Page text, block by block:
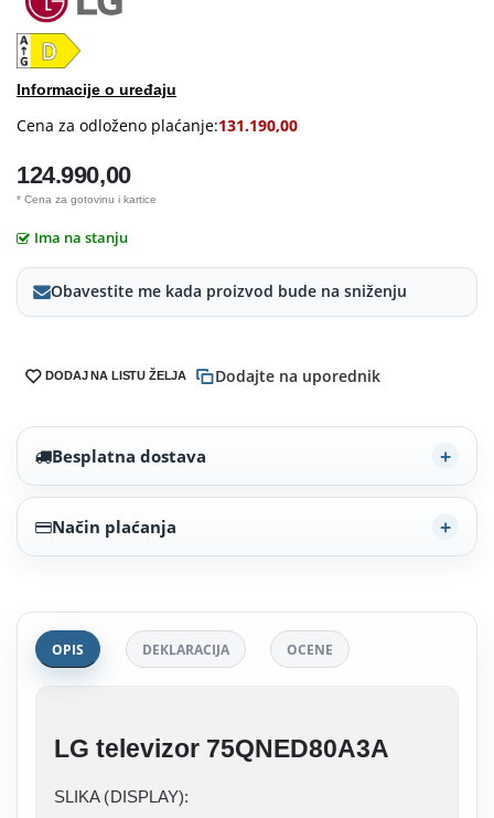
Informacije o uređaju
Cena za odloženo plaćanje:131.190,00
124.990,00
* Cena za gotovinu i kartice
Ima na stanju
Obavestite me kada proizvod bude na sniženju
DODAJ NA LISTU ŽELJA Dodajte na uporednik
Besplatna dostava
Način plaćanja
OPIS DEKLARACIJA OCENE
LG televizor 75QNED80A3A
SLIKA (DISPLAY):